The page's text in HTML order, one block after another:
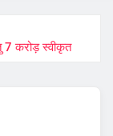
7 करोड़ स्वीकृत